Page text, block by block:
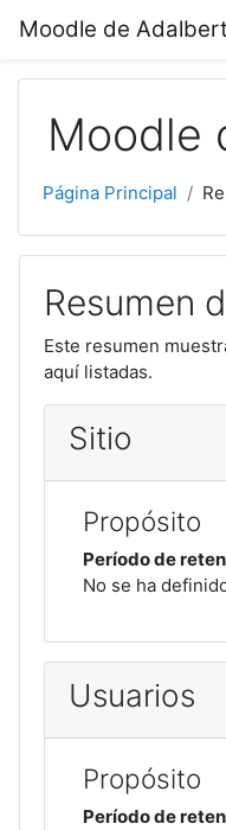
Moodle de
Moodle
Página Principal
Resumen
Este resumen
aquí listadas.
Sitio
Propósito
Período de
No se ha
Usuarios
Propósito
Período de